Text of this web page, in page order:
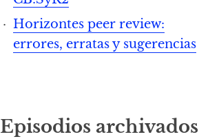
Horizontes peer review:
errores, erratas y sugerencias
Episodios archivados